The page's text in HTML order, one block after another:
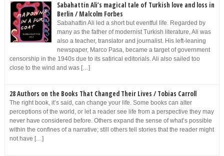
Sabahattin Ali’s magical tale of Turkish love and loss in
Berlin / Malcolm Forbes
Sabahattin Ali led a short but eventful life. Regarded by
many as the father of modernist Turkish literature, Ali was
also a teacher, translator and journalist. His left-leaning
newspaper, Marco Pasa, became a target of government
censorship in the 1940s due to its satirical editorials. Ali also sailed too
close to the wind and was […]
28 Authors on the Books That Changed Their Lives / Tobias Carroll
The right book, it’s said, can change your life. Some books can alter
perceptions of the world, or let a reader see life from a perspective they may
never have considered before. Others expand the sense of what’s possible
within the confines of a narrative; still others tell stories that the reader might
not have […]